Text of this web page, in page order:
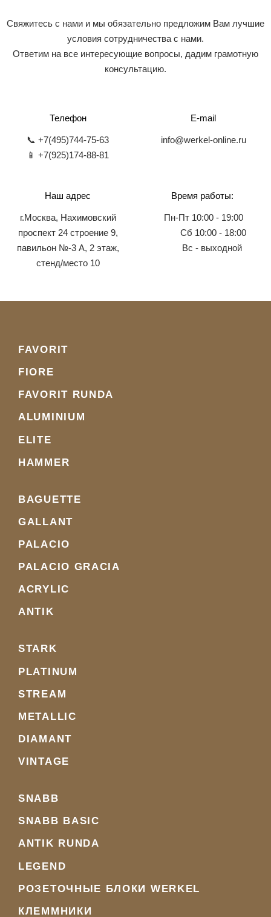
Свяжитесь с нами и мы обязательно предложим Вам лучшие
условия сотрудничества с нами.
Ответим на все интересующие вопросы, дадим грамотную
консультацию.
Телефон
📞 +7(495)744-75-63
📱 +7(925)174-88-81
E-mail
info@werkel-online.ru
Наш адрес
г.Москва, Нахимовский
проспект 24 строение 9,
павильон №-3 А, 2 этаж,
стенд/место 10
Время работы:
Пн-Пт 10:00 - 19:00
Сб 10:00 - 18:00
Вс - выходной
FAVORIT
FIORE
FAVORIT RUNDA
ALUMINIUM
ELITE
HAMMER
BAGUETTE
GALLANT
PALACIO
PALACIO GRACIA
ACRYLIC
ANTIK
STARK
PLATINUM
STREAM
METALLIC
DIAMANT
VINTAGE
SNABB
SNABB BASIC
ANTIK RUNDA
LEGEND
РОЗЕТОЧНЫЕ БЛОКИ WERKEL
КЛЕММНИКИ